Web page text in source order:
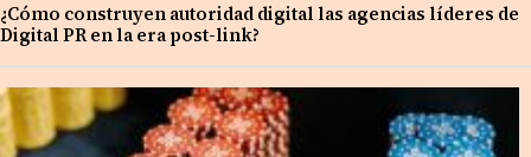
¿Cómo construyen autoridad digital las agencias líderes de
Digital PR en la era post-link?